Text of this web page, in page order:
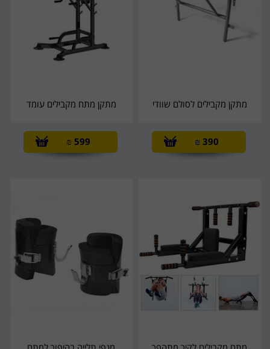
מתקן מקבילים לסולם שוודי
390
₪
מתקן מתח מקבילים עומד
599
₪